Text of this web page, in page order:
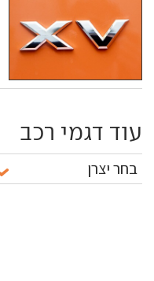
עוד דגמי רכב